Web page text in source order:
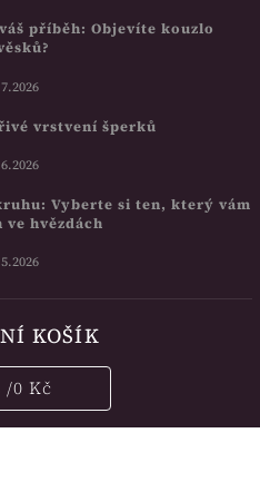
příběh: Objevíte kouzlo
vrstvení šperků
Vyberte si ten, který vám
ve hvězdách
KOŠÍK
/0 Kč